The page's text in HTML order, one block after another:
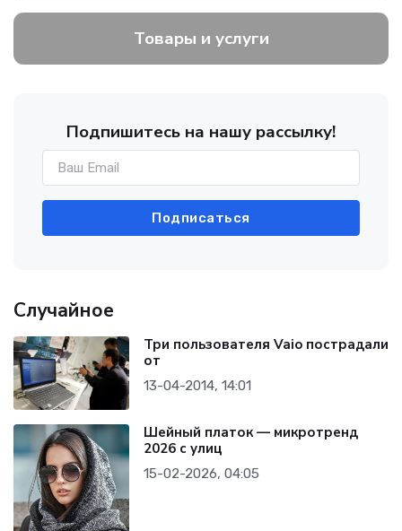
Товары и услуги
Подпишитесь на нашу рассылку!
Подписаться
Случайное
Три пользователя Vaio пострадали
от
13-04-2014, 14:01
Шейный платок — микротренд
2026 с улиц
15-02-2026, 04:05